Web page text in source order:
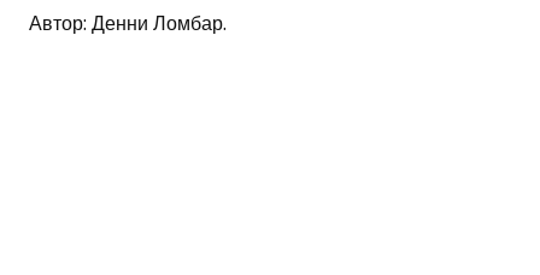
Автор: Денни Ломбар.